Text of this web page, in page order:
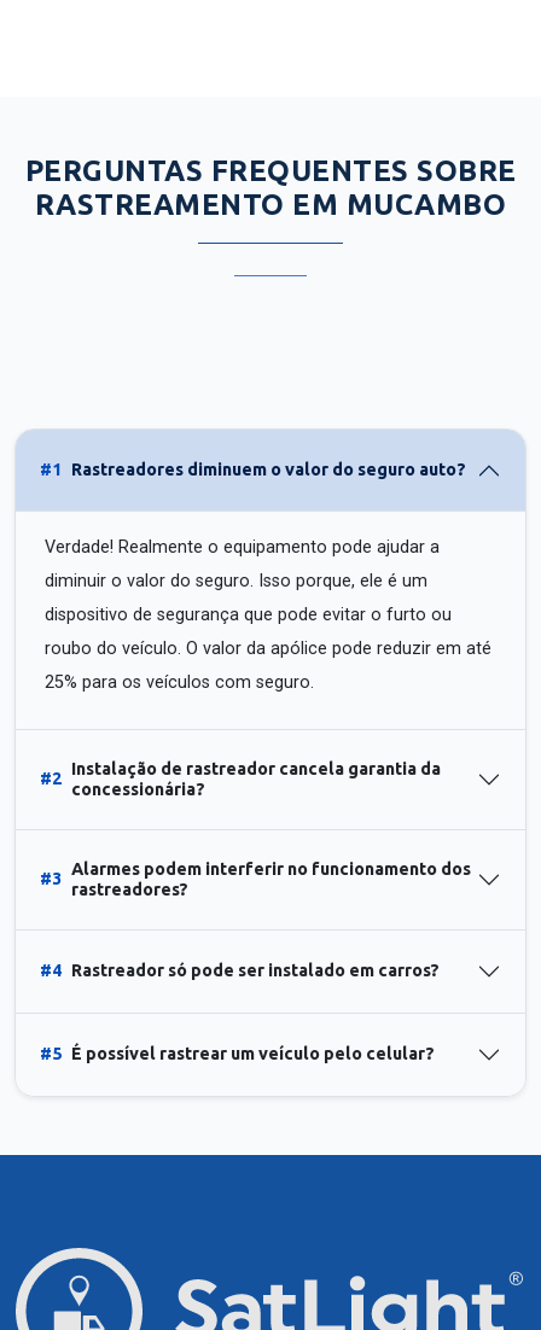
PERGUNTAS FREQUENTES SOBRE
RASTREAMENTO EM MUCAMBO
#1 Rastreadores diminuem o valor do seguro auto?
Verdade! Realmente o equipamento pode ajudar a
diminuir o valor do seguro. Isso porque, ele é um
dispositivo de segurança que pode evitar o furto ou
roubo do veículo. O valor da apólice pode reduzir em até
25% para os veículos com seguro.
#2
Instalação de rastreador cancela garantia da
concessionária?
#3
Alarmes podem interferir no funcionamento dos
rastreadores?
#4 Rastreador só pode ser instalado em carros?
#5 É possível rastrear um veículo pelo celular?